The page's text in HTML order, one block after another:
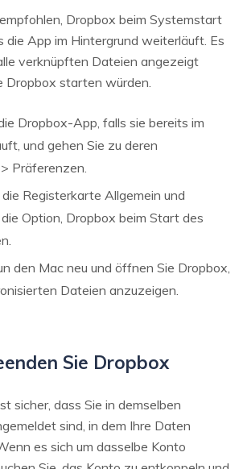
Dropbox beim Systemstart
die App im Hintergrund weiterläuft. Es
verknüpften Dateien angezeigt
Dropbox starten würden.
Dropbox-App, falls sie bereits im
und gehen Sie zu deren
Präferenzen.
Registerkarte Allgemein und
Option, Dropbox beim Start des
den Mac neu und öffnen Sie Dropbox,
Dateien anzuzeigen.
Sie Dropbox
sicher, dass Sie in demselben
sind, in dem Ihre Daten
es sich um dasselbe Konto